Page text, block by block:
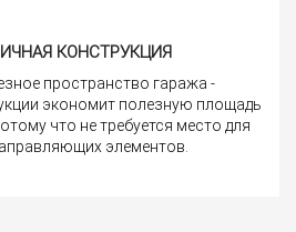
КОНСТРУКЦИЯ
пространство гаража -
экономит полезную площадь
что не требуется место для
элементов.